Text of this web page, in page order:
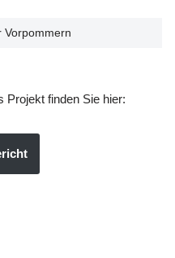
Vorpommern
Projekt finden Sie hier: